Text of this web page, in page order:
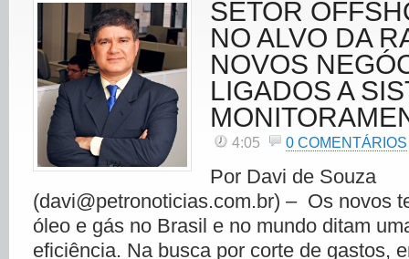
SETOR
NO ALVO DA
NOVOS
LIGADOS A
4:05 0 COMENTÁRIOS
Por Davi de Souza
(davi@petronoticias.com.br) – Os novos
óleo e gás no Brasil e no mundo ditam
eficiência. Na busca por corte de gastos,